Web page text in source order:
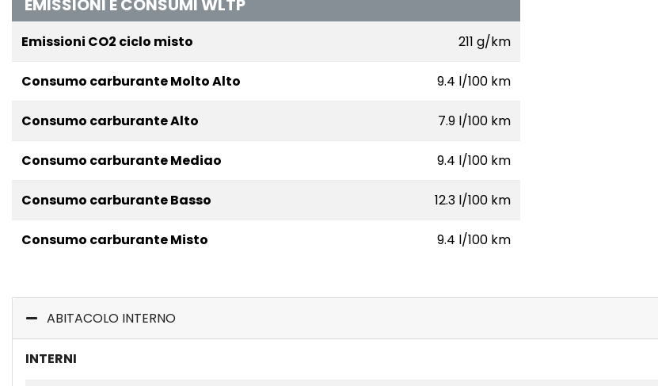
EMISSIONI E CONSUMI WLTP
Emissioni CO2 ciclo misto 211 g/km
Consumo carburante Molto Alto 9.4 l/100 km
Consumo carburante Alto 7.9 l/100 km
Consumo carburante Mediao 9.4 l/100 km
Consumo carburante Basso 12.3 l/100 km
Consumo carburante Misto 9.4 l/100 km
ABITACOLO INTERNO
INTERNI